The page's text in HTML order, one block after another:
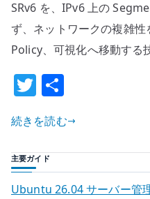
は
何
か
ネ
ッ
ト
ー
ク
の
SRv6 を、IPv6 上の
ず、ネットワークの複雑性
Policy、可視化へ移動する
T
w
it
te
r
続きを読む
主要ガイド
Ubuntu 26.04 サーバー管